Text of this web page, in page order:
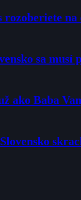
na
sa
Baba